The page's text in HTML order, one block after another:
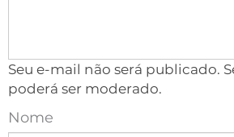
Seu e-mail não será publicado.
poderá ser moderado.
Nome